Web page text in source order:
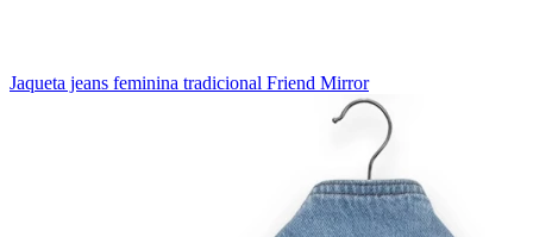
Jaqueta jeans feminina tradicional Friend Mirror